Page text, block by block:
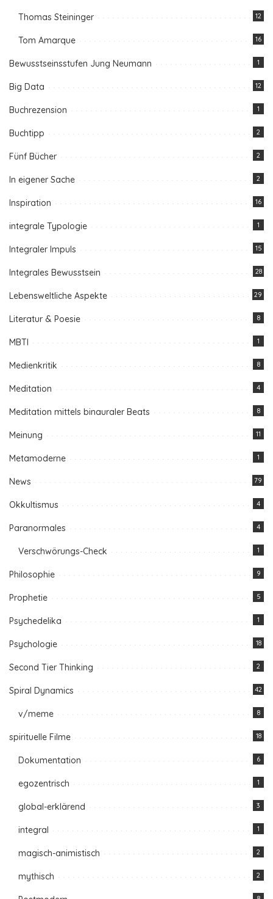
Thomas Steininger 12
Tom Amarque 16
Bewusstseinsstufen Jung Neumann 1
Big Data 12
Buchrezension 1
Buchtipp 2
Fünf Bücher 2
In eigener Sache 2
Inspiration 16
integrale Typologie 1
Integraler Impuls 15
Integrales Bewusstsein 28
Lebensweltliche Aspekte 29
Literatur & Poesie 8
MBTI 1
Medienkritik 8
Meditation 4
Meditation mittels binauraler Beats 8
Meinung 11
Metamoderne 1
News 79
Okkultismus 4
Paranormales 4
Verschwörungs-Check 1
Philosophie 9
Prophetie 5
Psychedelika 1
Psychologie 18
Second Tier Thinking 2
Spiral Dynamics 42
v/meme 8
spirituelle Filme 18
Dokumentation 6
egozentrisch 1
global-erklärend 3
integral 1
magisch-animistisch 2
mythisch 2